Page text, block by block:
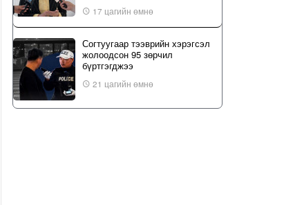
17 цагийн өмнө
Согтуугаар тээврийн хэрэгсэл
жолоодсон 95 зөрчил
бүртгэгджээ
21 цагийн өмнө